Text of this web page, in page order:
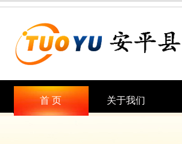
首 页 关于我们